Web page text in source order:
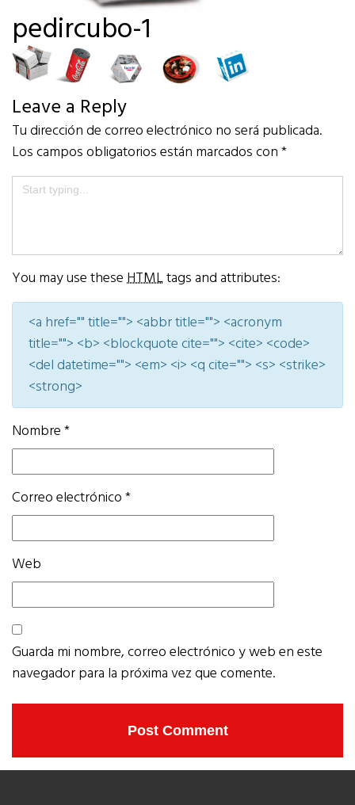
pedircubo-1
Leave a Reply
Tu dirección de correo electrónico no será publicada.
Los campos obligatorios están marcados con*
You may use theseHTMLtags and attributes:
<a href="" title=""> <abbr title=""> <acronym
title=""> <b> <blockquote cite=""> <cite> <code>
<del datetime=""> <em> <i> <q cite=""> <s> <strike>
<strong>
Nombre*
Correo electrónico*
Web
Guarda mi nombre, correo electrónico y web en este
navegador para la próxima vez que comente.